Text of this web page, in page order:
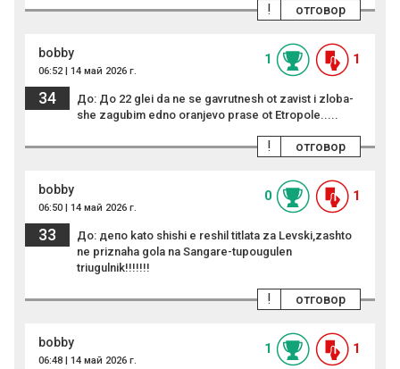
отговор
!
bobby
06:52 | 14 май 2026 г.
1 1
34
До: До 22 glei da ne se gavrutnesh ot zavist i zloba-
she zagubim edno oranjevo prase ot Etropole.....
отговор
!
bobby
06:50 | 14 май 2026 г.
0 1
33
До: депо kato shishi e reshil titlata za Levski,zashto
ne priznaha gola na Sangare-tupougulen
triugulnik!!!!!!!
отговор
!
bobby
06:48 | 14 май 2026 г.
1 1